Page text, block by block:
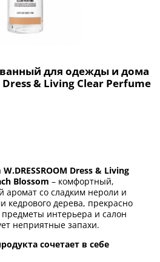
для одежды и дома
Dress & Living Clear Perfume
W.DRESSROOM Dress & Living
Blossom – комфортный,
аромат со сладким нероли и
дерева, прекрасно
предметы интерьера и салон
неприятные запахи.
сочетает в себе